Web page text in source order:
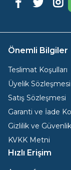
Facebook
Twitter
Önemli Bilgiler
Teslimat Koşulları
Üyelik Sözleşmesi
Satış Sözleşmesi
Garanti ve İade
Gizlilik ve Güvenlik
KVKK Metni
Hızlı Erişim